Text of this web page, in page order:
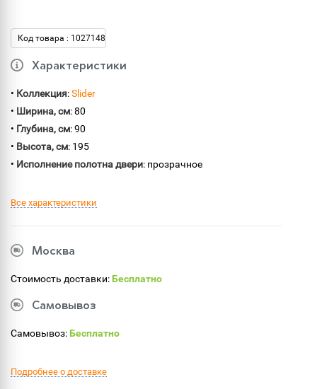
Код товара : 1027148
Характеристики
• Коллекция:Slider
• Ширина, см: 80
• Глубина, см: 90
• Высота, см: 195
• Исполнение полотна двери: прозрачное
Все характеристики
Москва
Стоимость доставки:Бесплатно
Самовывоз
Самовывоз:Бесплатно
Подробнее о доставке